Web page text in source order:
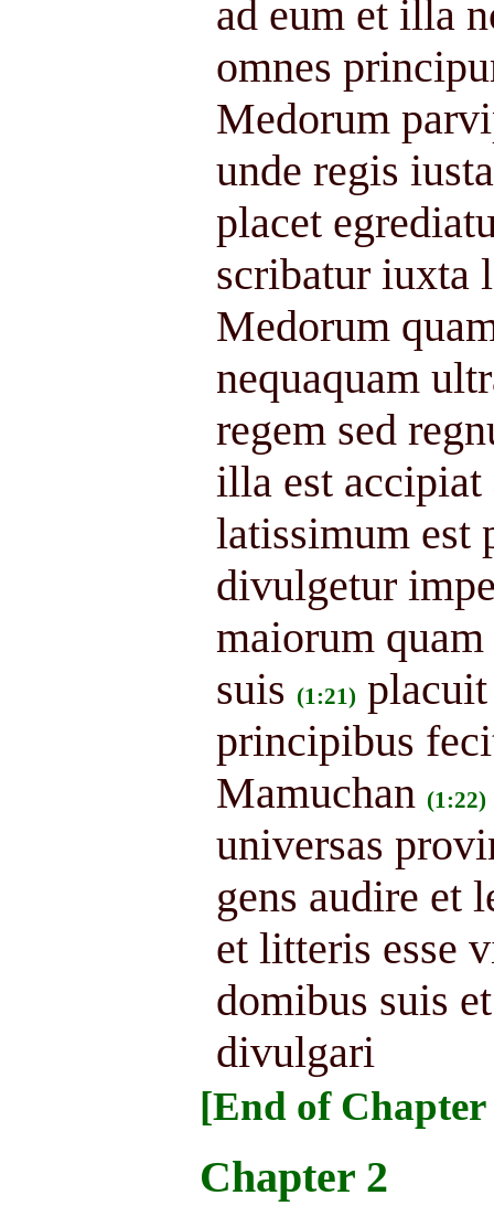
ad eum et illa
omnes
Medorum
unde regis
placet
scribatur iuxta
Medorum
nequaquam
regem sed
illa est accipiat
latissimum est
divulgetur
maiorum
suis (1:21)
principibus
Mamuchan (1:22)
universas
gens audire et
et litteris esse
domibus suis
divulgari
[End of Chapter
Chapter 2